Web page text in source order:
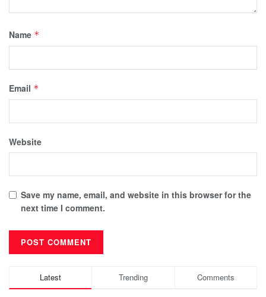
Name *
Email *
Website
Save my name, email, and website in this browser for the
next time I comment.
Latest Trending Comments